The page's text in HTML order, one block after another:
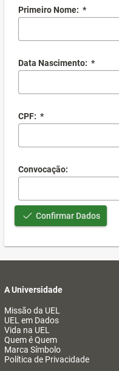
Primeiro Nome: *
Data Nascimento: *
CPF: *
Convocação:
Confirmar Dados
A Universidade
Missão da UEL
UEL em Dados
Vida na UEL
Quem é Quem
Marca Símbolo
Política de Privacidade